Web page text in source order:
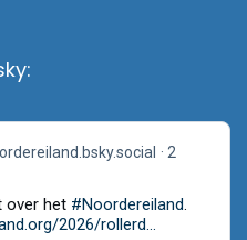
2
over het #Noordereiland
2026/rollerd...